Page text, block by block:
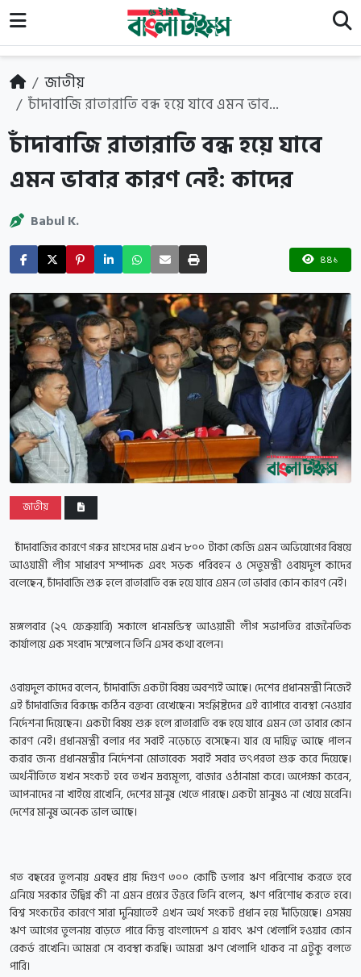
জাতীয়
চাঁদাবাজি রাতারাতি বন্ধ হয়ে যাবে এমন ভাব...
চাঁদাবাজি রাতারাতি বন্ধ হয়ে যাবে
এমন ভাবার কারণ নেই: কাদের
Babul K.
৪৪১
জাতীয়
চাঁদাবাজির কারণে গরুর মাংসের দাম এখন ৮০০ টাকা কেজি এমন অভিযোগের বিষয়ে
আওয়ামী লীগ সাধারণ সম্পাদক এবং সড়ক পরিবহন ও সেতুমন্ত্রী ওবায়দুল কাদের
বলেছেন, চাঁদাবাজি শুরু হলে রাতারাতি বন্ধ হয়ে যাবে এমন তো ভাবার কোন কারণ নেই।
মঙ্গলবার (২৭ ফেব্রুয়ারি) সকালে ধানমন্ডিস্থ আওয়ামী লীগ সভাপতির রাজনৈতিক
কার্যালয়ে এক সংবাদ সম্মেলনে তিনি এসব কথা বলেন।
ওবায়দুল কাদের বলেন, চাঁদাবাজি একটা বিষয় অবশ্যই আছে। দেশের প্রধানমন্ত্রী নিজেই
এই চাঁদাবাজির বিরুদ্ধে কঠিন বক্তব্য রেখেছেন। সংশ্লিষ্টদের এই ব্যাপারে ব্যবস্থা নেওয়ার
নির্দেশনা দিয়েছেন। একটা বিষয় শুরু হলে রাতারাতি বন্ধ হয়ে যাবে এমন তো ভাবার কোন
কারণ নেই। প্রধানমন্ত্রী বলার পর সবাই নড়েচড়ে বসেছেন। যার যে দায়িত্ব আছে পালন
করার জন্য প্রধানমন্ত্রীর নির্দেশনা মোতাবেক সবাই সবার তৎপরতা শুরু করে দিয়েছে।
অর্থনীতিতে যখন সংকট হবে তখন দ্রব্যমূল্য, বাজার ওঠানামা করে। অপেক্ষা করেন,
আপনাদের না খাইয়ে রাখেনি, দেশের মানুষ খেতে পারছে। একটা মানুষও না খেয়ে মরেনি।
দেশের মানুষ অনেক ভাল আছে।
গত বছরের তুলনায় এবছর প্রায় দিগুণ ৩০০ কোটি ডলার ঋণ পরিশোধ করতে হবে
এনিয়ে সরকার উদ্বিগ্ন কী না এমন প্রশ্নের উত্তরে তিনি বলেন, ঋণ পরিশোধ করতে হবে।
বিশ্ব সংকটের কারণে সারা দুনিয়াতেই এখন অর্থ সংকট প্রধান হয়ে দাঁড়িয়েছে। এসময়
ঋণ আগের তুলনায় বাড়তে পারে কিন্তু বাংলাদেশ এ যাবৎ ঋণ খেলাপি হওয়ার কোন
রেকর্ড রাখেনি। আমরা সে ব্যবস্থা করছি। আমরা ঋণ খেলাপি থাকব না এটুকু বলতে
পারি।